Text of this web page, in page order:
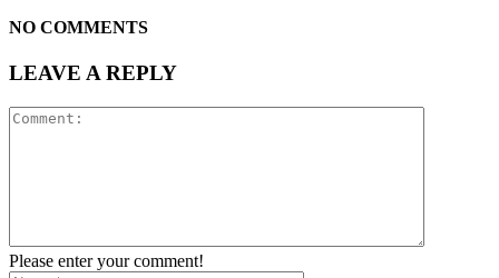
NO COMMENTS
LEAVE A REPLY
Please enter your comment!